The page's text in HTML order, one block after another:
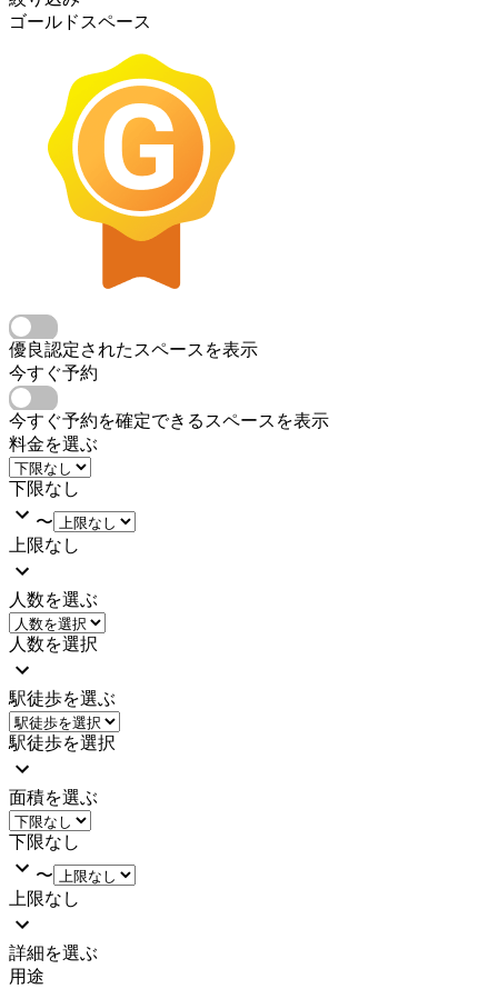
ゴールドスペース
優良認定されたスペースを表示
今すぐ予約
今すぐ予約を確定できるスペースを表示
料金を選ぶ
下限なし
〜
上限なし
人数を選ぶ
人数を選択
駅徒歩を選ぶ
駅徒歩を選択
面積を選ぶ
下限なし
〜
上限なし
詳細を選ぶ
用途